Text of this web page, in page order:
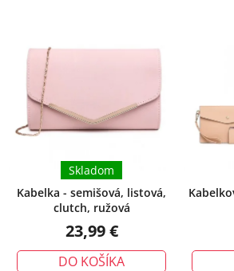
k
v
o
k
v
Kabelka - semišová, listová,
clutch, ružová
Skladom
23,99 €
DO KOŠÍKA